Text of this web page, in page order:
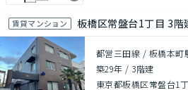
賃貸マンション 板橋区常盤台1丁目 3階
都営三田線 / 板橋本町
築29年 / 3階建
東京都板橋区常盤台1